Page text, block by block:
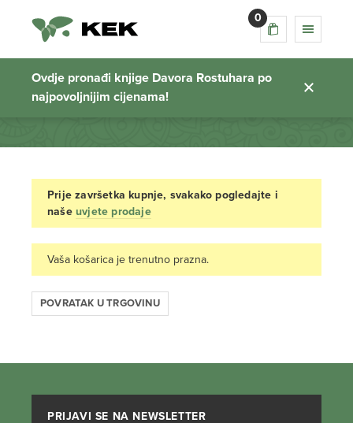
0
Ovdje pronađi knjige Davora Rostuhara po
najpovoljnijim cijenama!
Košarica
Početna stranica
Prije završetka kupnje, svakako pogledajte i
naše uvjete prodaje
Vaša košarica je trenutno prazna.
POVRATAK U TRGOVINU
PRIJAVI SE NA NEWSLETTER